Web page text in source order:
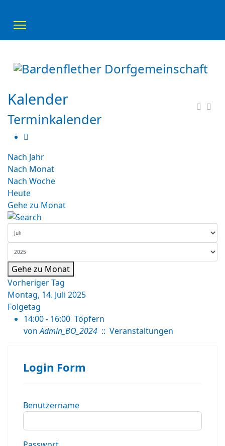
Kalender
Terminkalender
Nach Jahr
Nach Monat
Nach Woche
Heute
Gehe zu Monat
Gehe zu Monat
Vorheriger Tag
Montag, 14. Juli 2025
Folgetag
14:00 - 16:00 Töpfern
von Admin_BO_2024 :: Veranstaltungen
Login Form
Benutzername